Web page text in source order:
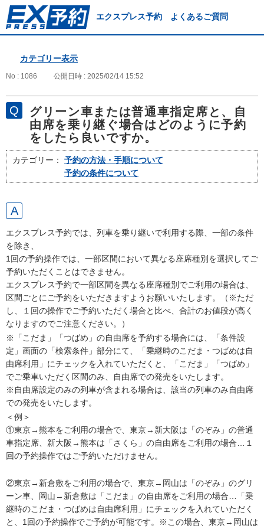
エクスプレス予約 よくあるご質問
カテゴリー表示
No : 1086 公開日時 : 2025/02/14 15:52
グリーン車または普通車指定席と、自
由席を乗り継ぐ場合はどのように予約
をしたら良いですか。
カテゴリー：
予約の方法・手順について
予約の条件について
エクスプレス予約では、列車を乗り継いで利用する際、一部の条件
を除き、
1回の予約操作では、一部区間において異なる座席種別を選択してご
予約いただくことはできません。
エクスプレス予約で一部区間を異なる座席種別でご利用の場合は、
区間ごとにご予約をいただきますようお願いいたします。（※ただ
し、１回の操作でご予約いただく場合と比べ、合計のお値段が高く
なりますのでご注意ください。）
※「こだま」「つばめ」の自由席を予約する場合には、「条件設
定」画面の「検索条件」部分にて、「乗継時のこだま・つばめは自
由席利用」にチェックを入れていただくと、「こだま」「つばめ」
でご乗車いただく区間のみ、自由席での発売をいたします。
※自由席設定のみの列車が含まれる場合は、該当の列車のみ自由席
での発売をいたします。
＜例＞
①東京→熊本をご利用の場合で、東京→新大阪は「のぞみ」の普通
車指定席、新大阪→熊本は「さくら」の自由席をご利用の場合…１
回の予約操作ではご予約いただけません。
②東京→新倉敷をご利用の場合で、東京→岡山は「のぞみ」のグリ
ーン車、岡山→新倉敷は「こだま」の自由席をご利用の場合…「乗
継時のこだま・つばめは自由席利用」にチェックを入れていただく
と、1回の予約操作でご予約が可能です。※この場合、東京→岡山は